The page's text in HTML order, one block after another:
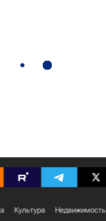
Культура Недвижимость